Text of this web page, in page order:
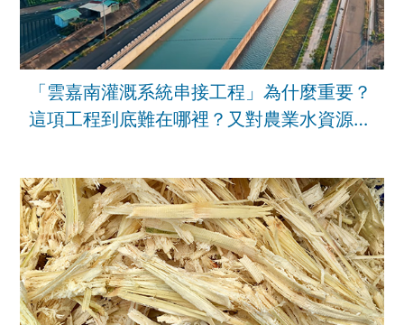
「雲嘉南灌溉系統串接工程」為什麼重要？
這項工程到底難在哪裡？又對農業水資源韌